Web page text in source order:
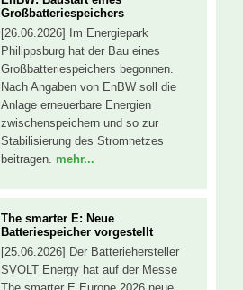
Großbatteriespeichers
[26.06.2026] Im Energiepark
Philippsburg hat der Bau eines
Großbatteriespeichers begonnen.
Nach Angaben von EnBW soll die
Anlage erneuerbare Energien
zwischenspeichern und so zur
Stabilisierung des Stromnetzes
beitragen. mehr...
The smarter E: Neue
Batteriespeicher vorgestellt
[25.06.2026] Der Batteriehersteller
SVOLT Energy hat auf der Messe